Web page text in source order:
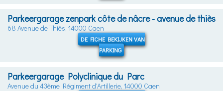
Parkeergarage zenpark côte de nâcre - avenue de thiès
68 Avenue de Thiès, 14000 Caen
DE FICHE BEKIJKEN VAN
PARKING
Parkeergarage Polyclinique du Parc
Avenue du 43ème Régiment d'Artillerie, 14000 Caen